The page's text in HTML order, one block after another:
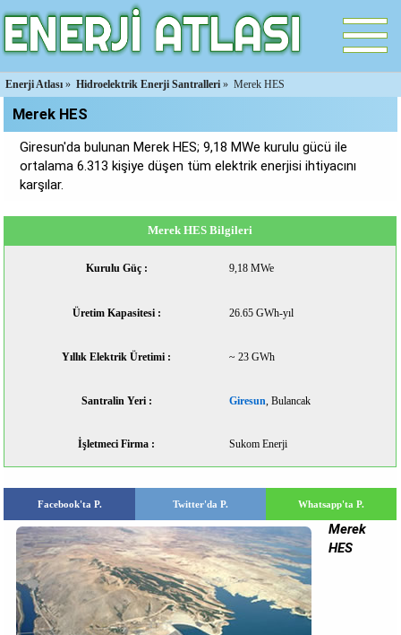
Enerji Atlası » Hidroelektrik Enerji Santralleri » Merek HES
Merek HES
Giresun'da bulunan Merek HES; 9,18 MWe kurulu gücü ile
ortalama 6.313 kişiye düşen tüm elektrik enerjisi ihtiyacını
karşılar.
Merek HES Bilgileri
Kurulu Güç : 9,18 MWe
Üretim Kapasitesi : 26.65 GWh-yıl
Yıllık Elektrik Üretimi : ~ 23 GWh
Santralin Yeri : Giresun, Bulancak
İşletmeci Firma : Sukom Enerji
Facebook'ta P. Twitter'da P. Whatsapp'ta P.
Merek
HES